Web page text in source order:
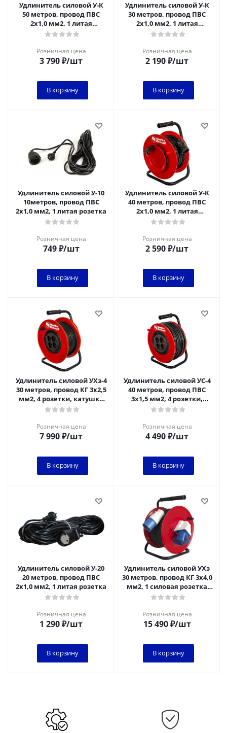
Удлинитель силовой У-К
50 метров, провод ПВС
2х1,0 мм2, 1 литая
розетка, пластиковая
Розничная цена
3 790₽/шт
В корзину
Удлинитель силовой У-К
30 метров, провод ПВС
2х1,0 мм2, 1 литая
розетка, пластиковая
Розничная цена
2 190₽/шт
В корзину
Удлинитель силовой У-10
10метров, провод ПВС
2х1,0 мм2, 1 литая розетка
Розничная цена
749₽/шт
В корзину
Удлинитель силовой У-К
40 метров, провод ПВС
2х1,0 мм2, 1 литая
розетка, пластиковая
Розничная цена
2 590₽/шт
В корзину
Удлинитель силовой УХз-4
30 метров, провод КГ 3х2,5
мм2, 4 розетки, катушка
металл
Розничная цена
7 990₽/шт
В корзину
Удлинитель силовой УС-4
40 метров, провод ПВС
3х1,5 мм2, 4 розетки,
катушка пластик
Розничная цена
4 490₽/шт
В корзину
Удлинитель силовой У-20
20 метров, провод ПВС
2х1,0 мм2, 1 литая розетка
Розничная цена
1 290₽/шт
В корзину
Удлинитель силовой УХз
30 метров, провод КГ 3х4,0
мм2, 1 силовая розетка
32А, катушка металл
Розничная цена
15 490₽/шт
В корзину